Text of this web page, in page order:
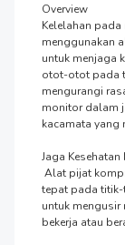
Overview
Kelelahan
menggunakan
untuk menjaga
otot-otot pada
mengurangi
monitor dalam
kacamata yang
Jaga Kesehatan
tepat pada titik-
untuk mengusir
bekerja atau